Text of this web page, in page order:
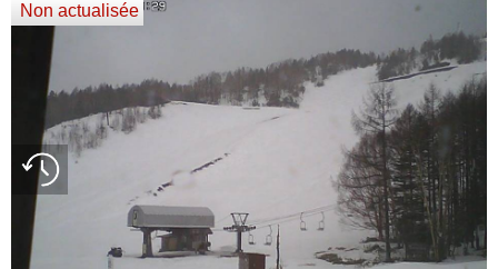
Non actualisée